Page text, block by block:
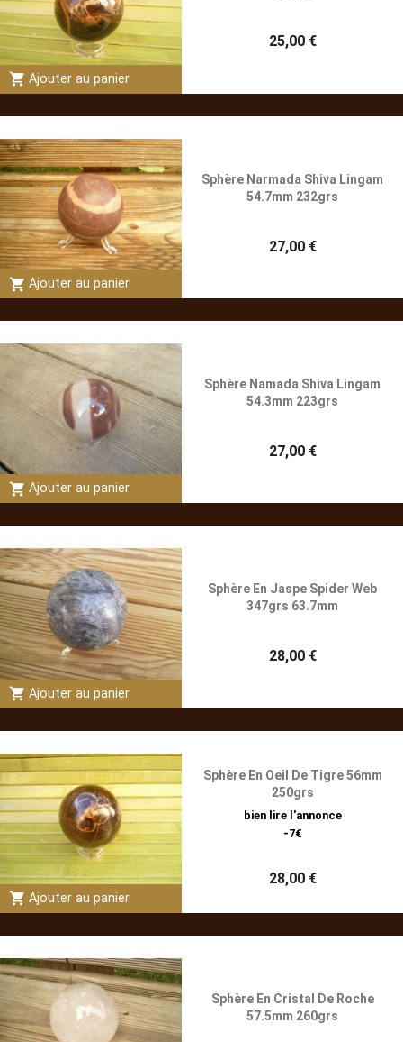
shopping_cart Ajouter au panier
25,00 €
shopping_cart Ajouter au panier
Sphère Narmada Shiva Lingam
54.7mm 232grs
27,00 €
shopping_cart Ajouter au panier
Sphère Namada Shiva Lingam
54.3mm 223grs
27,00 €
shopping_cart Ajouter au panier
Sphère En Jaspe Spider Web
347grs 63.7mm
28,00 €
shopping_cart Ajouter au panier
Sphère En Oeil De Tigre 56mm
250grs
bien lire l'annonce
-7€
28,00 €
Sphère En Cristal De Roche
57.5mm 260grs